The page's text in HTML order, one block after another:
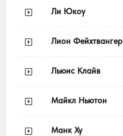
Ли Юкоу
Лион Фейхтвангер
Льюис Клайв
Майкл Ньютон
Манк Ху